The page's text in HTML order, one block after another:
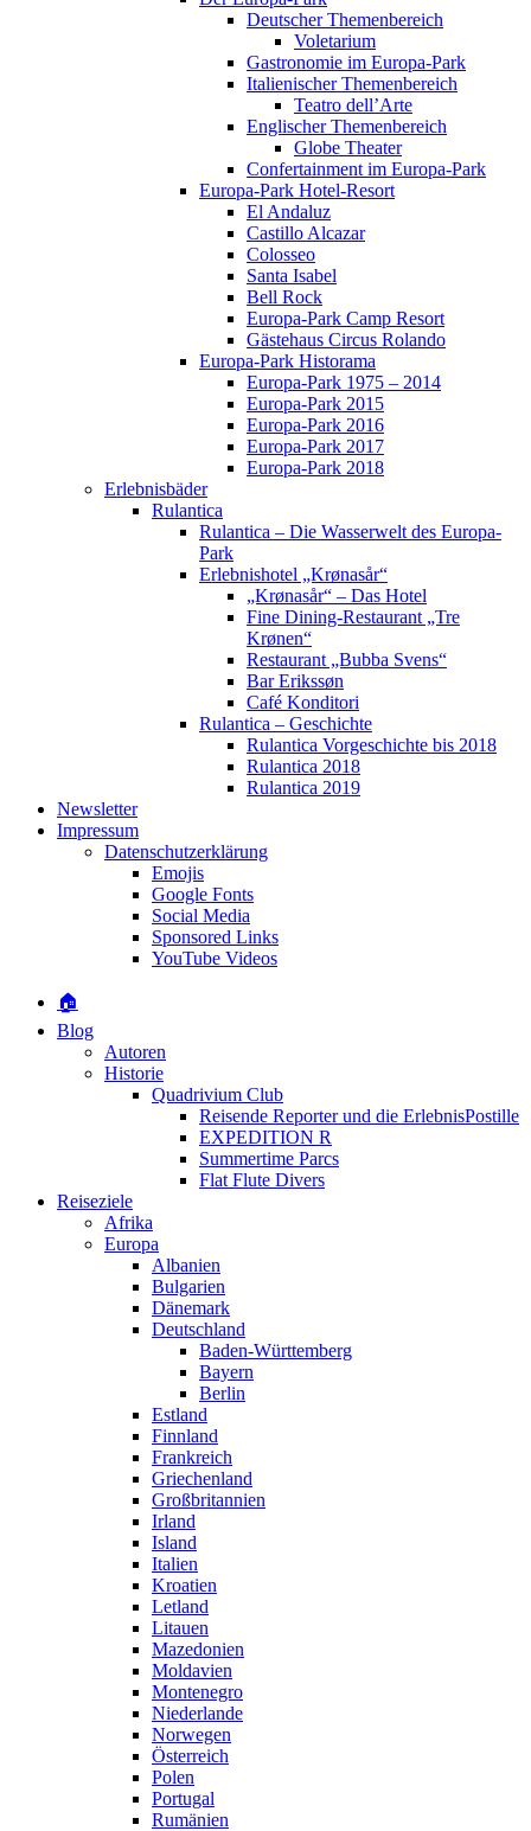
Deutscher Themenbereich
Voletarium
Gastronomie im Europa-Park
Italienischer Themenbereich
Teatro dell’Arte
Englischer Themenbereich
Globe Theater
Confertainment im Europa-Park
Europa-Park Hotel-Resort
El Andaluz
Castillo Alcazar
Colosseo
Santa Isabel
Bell Rock
Europa-Park Camp Resort
Gästehaus Circus Rolando
Europa-Park Historama
Europa-Park 1975 – 2014
Europa-Park 2015
Europa-Park 2016
Europa-Park 2017
Europa-Park 2018
Erlebnisbäder
Rulantica
Rulantica – Die Wasserwelt des Europa-
Park
Erlebnishotel „Krønasår“
„Krønasår“ – Das Hotel
Fine Dining-Restaurant „Tre
Krønen“
Restaurant „Bubba Svens“
Bar Erikssøn
Café Konditori
Rulantica – Geschichte
Rulantica Vorgeschichte bis 2018
Rulantica 2018
Rulantica 2019
Newsletter
Impressum
Datenschutzerklärung
Emojis
Google Fonts
Social Media
Sponsored Links
YouTube Videos
🏠
Blog
Autoren
Historie
Quadrivium Club
Reisende Reporter und die ErlebnisPostille
EXPEDITION R
Summertime Parcs
Flat Flute Divers
Reiseziele
Afrika
Europa
Albanien
Bulgarien
Dänemark
Deutschland
Baden-Württemberg
Bayern
Berlin
Estland
Finnland
Frankreich
Griechenland
Großbritannien
Irland
Island
Italien
Kroatien
Letland
Litauen
Mazedonien
Moldavien
Montenegro
Niederlande
Norwegen
Österreich
Polen
Portugal
Rumänien